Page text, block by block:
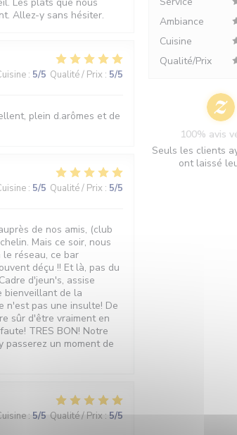
Allez-y sans hésiter.
: 5/5 Qualité / Prix : 5/5
plein d.arômes et de
: 5/5 Qualité / Prix : 5/5
de nos amis, (club
Mais ce soir, nous
le réseau, ce bar
déçu !! Et là, pas du
d'jeun's, assise
bienveillant de la
n'est pas une insulte! De
sûr d'être vraiment en
TRES BON! Notre
passerez un moment de
: 5/5 Qualité / Prix: 5/5
Ambiance
Cuisine
Qualité/Prix
100% avis
Seuls les clients
ont laissé